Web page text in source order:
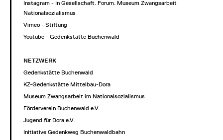
Instagram - In Gesellschaft. Forum. Museum Zwangsarbeit im
Nationalsozialismus
Vimeo - Stiftung
Youtube - Gedenkstätte Buchenwald
NETZWERK
Gedenkstätte Buchenwald
KZ-Gedenkstätte Mittelbau-Dora
Museum Zwangsarbeit im Nationalsozialismus
Förderverein Buchenwald e.V.
Jugend für Dora e.V.
Initiative Gedenkweg Buchenwaldbahn